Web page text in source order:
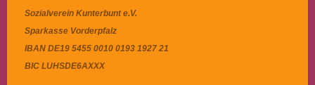
Sozialverein Kunterbunt e.V.
Sparkasse Vorderpfalz
IBAN DE19 5455 0010 0193 1927 21
BIC LUHSDE6AXXX